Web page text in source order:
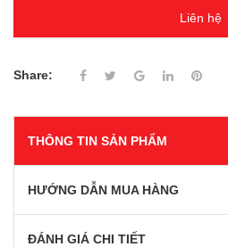
Liên hệ
Share:
THÔNG TIN SẢN PHẨM
HƯỚNG DẪN MUA HÀNG
ĐÁNH GIÁ CHI TIẾT